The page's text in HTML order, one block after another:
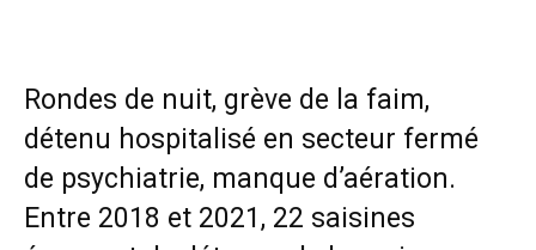
Rondes de nuit, grève de la faim,
détenu hospitalisé en secteur fermé
de psychiatrie, manque d’aération.
Entre 2018 et 2021, 22 saisines